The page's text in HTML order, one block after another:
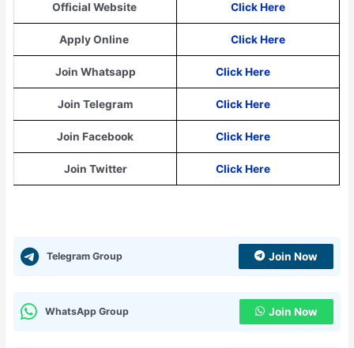
Official Website Click Here
Apply Online Click Here
Join Whatsapp Click Here
Join Telegram Click Here
Join Facebook Click Here
Join Twitter Click Here
Telegram Group Join Now
WhatsApp Group Join Now